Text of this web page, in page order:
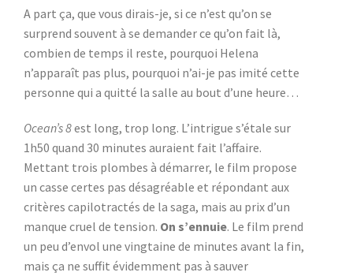
A part ça, que vous dirais-je, si ce n’est qu’on se
surprend souvent à se demander ce qu’on fait là,
combien de temps il reste, pourquoi Helena
n’apparaît pas plus, pourquoi n’ai-je pas imité cette
personne qui a quitté la salle au bout d’une heure…
Ocean’s 8est long, trop long. L’intrigue s’étale sur
1h50 quand 30 minutes auraient fait l’affaire.
Mettant trois plombes à démarrer, le film propose
un casse certes pas désagréable et répondant aux
critères capilotractés de la saga, mais au prix d’un
manque cruel de tension. On s’ennuie. Le film prend
un peu d’envol une vingtaine de minutes avant la fin,
mais ça ne suffit évidemment pas à sauver